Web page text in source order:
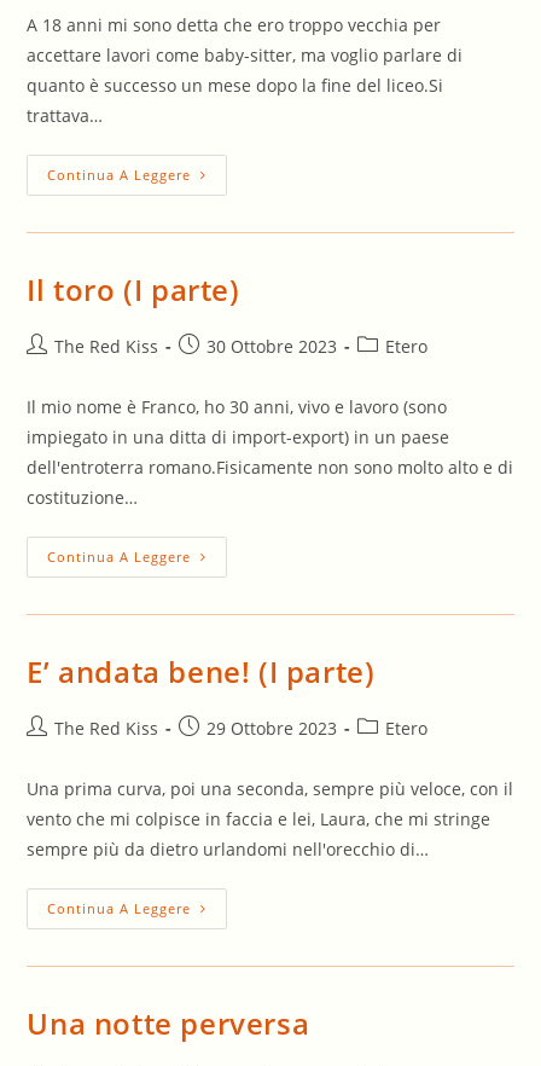
A 18 anni mi sono detta che ero troppo vecchia per
accettare lavori come baby-sitter, ma voglio parlare di
quanto è successo un mese dopo la fine del liceo.Si
trattava…
Continua A Leggere Babysitter
Il toro (I parte)
AutoreThe Red Kiss
Articolo30 Ottobre 2023
Categoria
Etero
Il mio nome è Franco, ho 30 anni, vivo e lavoro (sono
impiegato in una ditta di import-export) in un paese
dell'entroterra romano.Fisicamente non sono molto alto e di
costituzione…
Continua A Leggere Il
Toro
E’ andata bene! (I parte)
AutoreThe Red Kiss
Articolo29 Ottobre 2023
Categoria
Etero
Una prima curva, poi una seconda, sempre più veloce, con il
vento che mi colpisce in faccia e lei, Laura, che mi stringe
sempre più da dietro urlandomi nell'orecchio di…
Continua A Leggere E’
Andata
Una notte perversa